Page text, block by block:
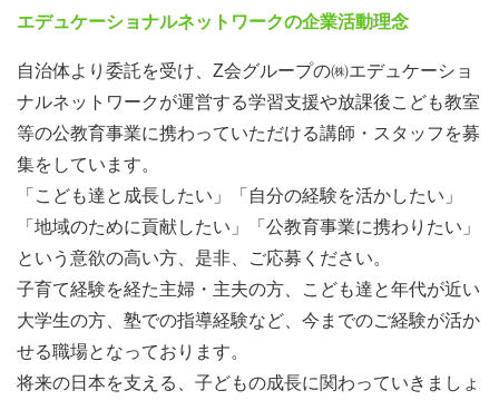
エデュケーショナルネットワークの企業活動理念
自治体より委託を受け、Z会グループの㈱エデュケーショ
ナルネットワークが運営する学習支援や放課後こども教室
等の公教育事業に携わっていただける講師・スタッフを募
集をしています。
「こども達と成長したい」「自分の経験を活かしたい」
「地域のために貢献したい」「公教育事業に携わりたい」
という意欲の高い方、是非、ご応募ください。
子育て経験を経た主婦・主夫の方、こども達と年代が近い
大学生の方、塾での指導経験など、今までのご経験が活か
せる職場となっております。
将来の日本を支える、子どもの成長に関わっていきましょ